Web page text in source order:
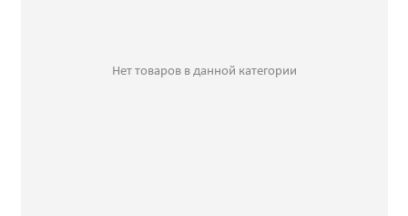
Нет товаров в данной категории